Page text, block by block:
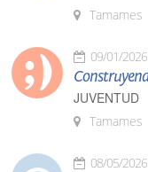
Tamames
09/01/2026
JUVENTUD
Tamames
08/05/2026